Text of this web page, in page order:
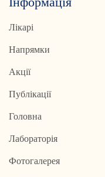
Лікарі
Напрямки
Акції
Публікації
Головна
Лабораторія
Фотогалерея